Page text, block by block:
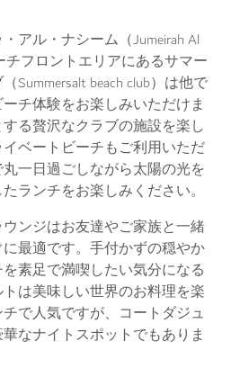
アル・ナシーム（Jumeirah Al
チフロントエリアにあるサマー
Summersalt beach club）は他で
チ体験をお楽しみいただけま
る贅沢なクラブの施設を楽し
ベートビーチもご利用いただ
一日過ごしながら太陽の光を
ランチをお楽しみください。
ンジはお友達やご家族と一緒
最適です。手付かずの穏やか
素足で満喫したい気分になる
は美味しい世界のお料理を楽
で人気ですが、コートダジュ
なナイトスポットでもありま